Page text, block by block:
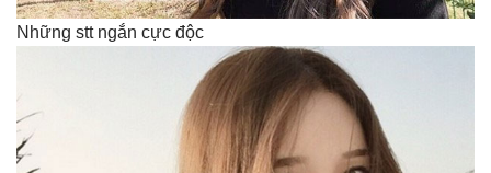
Những stt ngắn cực độc